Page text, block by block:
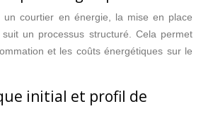
un courtier en énergie, la mise en place
suit un processus structuré. Cela permet
et les coûts énergétiques sur le
initial et profil de